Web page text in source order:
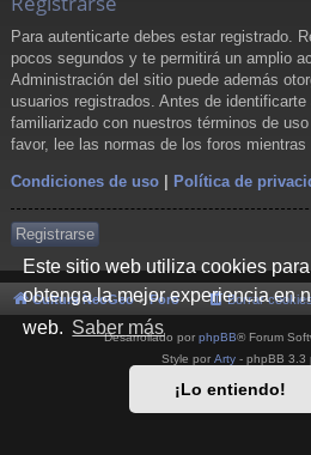
Este sitio web utiliza cookies
obtenga la mejor experiencia en
web. Saber más
¡Lo entiendo!
Para autenticarte debes estar registrado.
pocos segundos y te permitirá un amplio
Administración del sitio puede además
usuarios registrados. Antes de
familiarizado con nuestros términos de
favor, lee las normas de los foros
Condiciones de uso Política de
Registrarse
Cultura NeoGeo Foro Borrar
Desarrollado por phpBB® Forum
Style por Arty - phpBB 3.3